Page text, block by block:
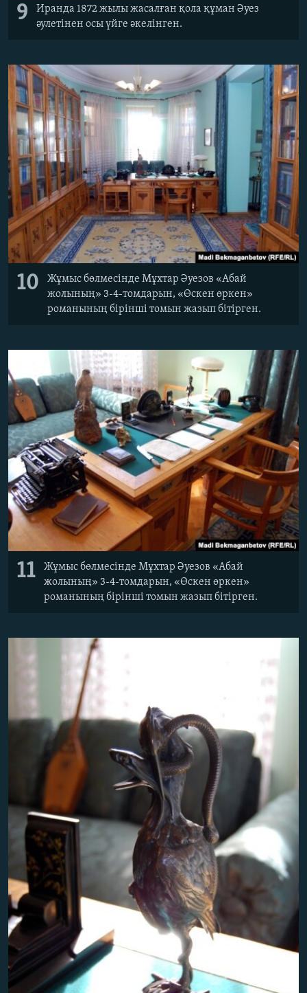
9
Иранда 1872 жылы жасалған қола құман Әуез
әулетінен осы үйге әкелінген.
10
Жұмыс бөлмесінде Мұхтар Әуезов «Абай
жолының» 3-4-томдарын, «Өскен өркен»
романының бірінші томын жазып бітірген.
11
Жұмыс бөлмесінде Мұхтар Әуезов «Абай
жолының» 3-4-томдарын, «Өскен өркен»
романының бірінші томын жазып бітірген.